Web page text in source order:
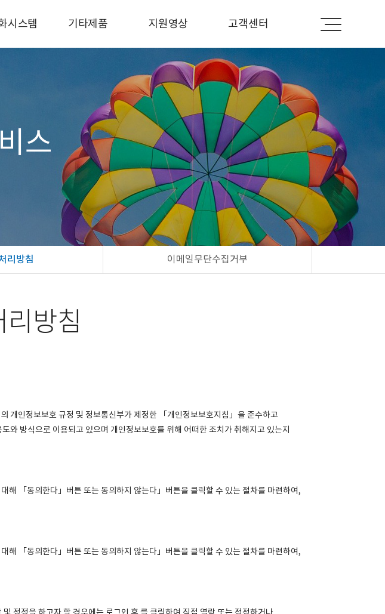
시스템 기타제품 지원영상
지원영상
고객센터
공지사항
Q＆A
견적문의
자료실
스
리방침 이메일무단수집거부
방침
개인정보보호 규정 및 정보통신부가 제정한 「개인정보보호지침」을 준수하고
와 방식으로 이용되고 있으며 개인정보보호를 위해 어떠한 조치가 취해지고 있는지
「동의한다」버튼 또는 동의하지 않는다」버튼을 클릭할 수 있는 절차를 마련하여,
「동의한다」버튼 또는 동의하지 않는다」버튼을 클릭할 수 있는 절차를 마련하여,